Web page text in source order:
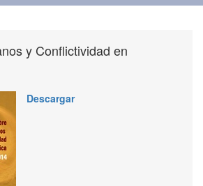
y Conflictividad en
Descargar